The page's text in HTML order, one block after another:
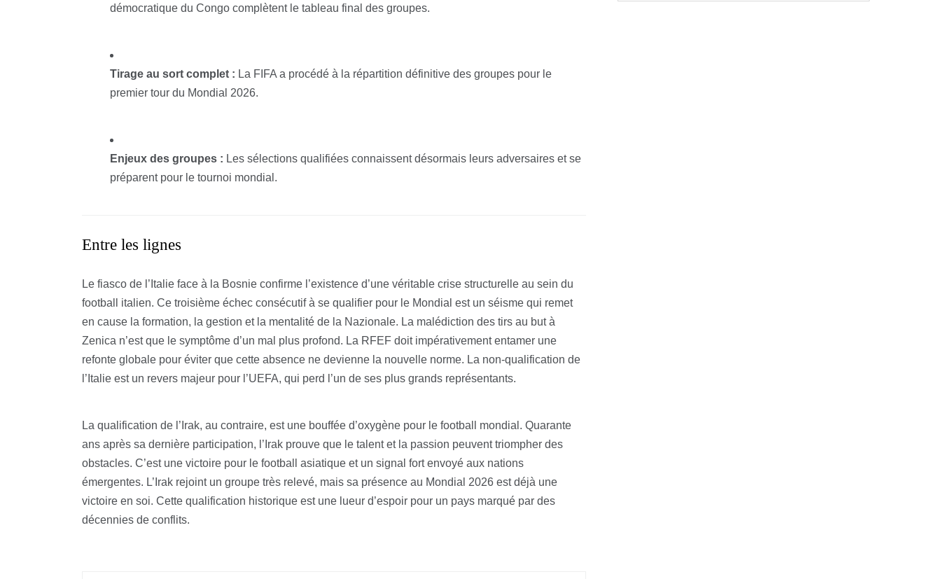
démocratique du Congo complètent le tableau final des groupes.
Tirage au sort complet : La FIFA a procédé à la répartition définitive des groupes pour le
premier tour du Mondial 2026.
Enjeux des groupes : Les sélections qualifiées connaissent désormais leurs adversaires et se
préparent pour le tournoi mondial.
Entre les lignes
Le fiasco de l’Italie face à la Bosnie confirme l’existence d’une véritable crise structurelle au sein du
football italien. Ce troisième échec consécutif à se qualifier pour le Mondial est un séisme qui remet
en cause la formation, la gestion et la mentalité de la Nazionale. La malédiction des tirs au but à
Zenica n’est que le symptôme d’un mal plus profond. La RFEF doit impérativement entamer une
refonte globale pour éviter que cette absence ne devienne la nouvelle norme. La non-qualification de
l’Italie est un revers majeur pour l’UEFA, qui perd l’un de ses plus grands représentants.
La qualification de l’Irak, au contraire, est une bouffée d’oxygène pour le football mondial. Quarante
ans après sa dernière participation, l’Irak prouve que le talent et la passion peuvent triompher des
obstacles. C’est une victoire pour le football asiatique et un signal fort envoyé aux nations
émergentes. L’Irak rejoint un groupe très relevé, mais sa présence au Mondial 2026 est déjà une
victoire en soi. Cette qualification historique est une lueur d’espoir pour un pays marqué par des
décennies de conflits.